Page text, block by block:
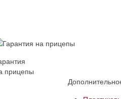
прицепы